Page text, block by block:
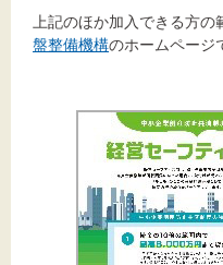
上記のほか加入できる方の
盤整備機構のホームページ